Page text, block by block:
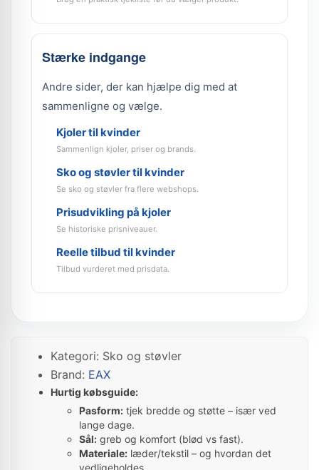
Stærke indgange
Andre sider, der kan hjælpe dig med at
sammenligne og vælge.
Kjoler til kvinder
Sammenlign kjoler, priser og brands.
Sko og støvler til kvinder
Se sko og støvler fra flere webshops.
Prisudvikling på kjoler
Se historiske prisniveauer.
Reelle tilbud til kvinder
Tilbud vurderet med prisdata.
Kategori: Sko og støvler
Brand: EAX
Hurtig købsguide:
Pasform: tjek bredde og støtte – især ved
lange dage.
Sål: greb og komfort (blød vs fast).
Materiale: læder/tekstil – og hvordan det
vedligeholdes.